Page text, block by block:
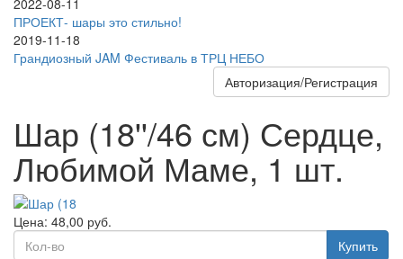
ПРОЕКТ- шары это стильно!
2019-11-18
Грандиозный JAM Фестиваль в ТРЦ НЕБО
Авторизация/Регистрация
Шар (18''/46 см) Сердце,
Любимой Маме, 1 шт.
Цена: 48,00 руб.
Купить